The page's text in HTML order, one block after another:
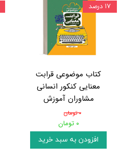
کتاب موضوعی قرابت
معنایی کنکور انسانی
مشاوران آموزش
۰ تومان
۰ تومان
افزودن به سبد خرید
۱۷ درصد